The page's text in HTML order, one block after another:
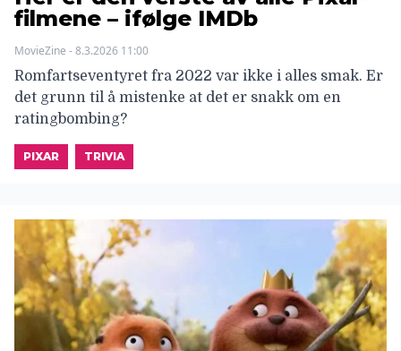
filmene – ifølge IMDb
MovieZine - 8.3.2026 11:00
Romfartseventyret fra 2022 var ikke i alles smak. Er
det grunn til å mistenke at det er snakk om en
ratingbombing?
PIXAR TRIVIA